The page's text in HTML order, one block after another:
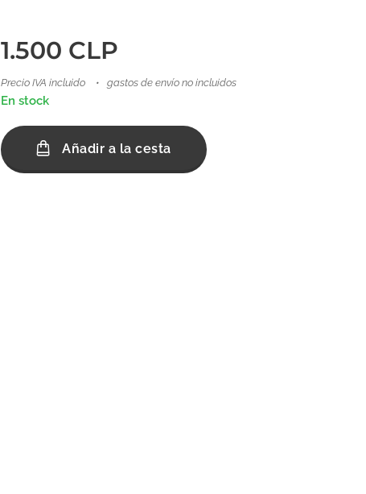
1.500 CLP
Precio IVA incluido gastos de envío no incluidos
En stock
Añadir a la cesta